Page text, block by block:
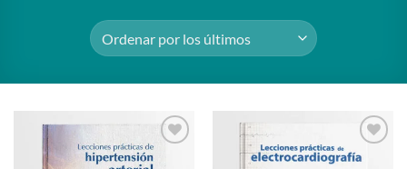
Añadir
Añadir